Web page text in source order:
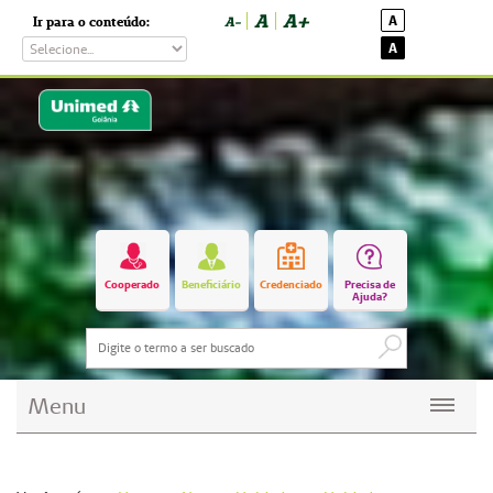
Ir para o conteúdo: A- A A+
A
A
Cooperado Beneficiário Credenciado
Precisa de
Ajuda?
Menu